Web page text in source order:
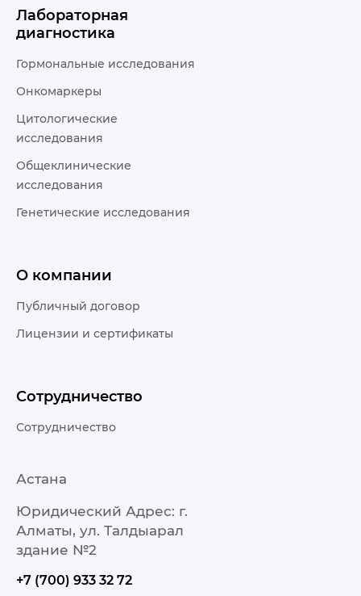
Лабораторная
диагностика
Гормональные исследования
Онкомаркеры
Цитологические
исследования
Общеклинические
исследования
Генетические исследования
О компании
Публичный договор
Лицензии и сертификаты
Сотрудничество
Сотрудничество
Астана
Юридический Адрес: г.
Алматы, ул. Талдыарал
здание №2
+7 (700) 933 32 72